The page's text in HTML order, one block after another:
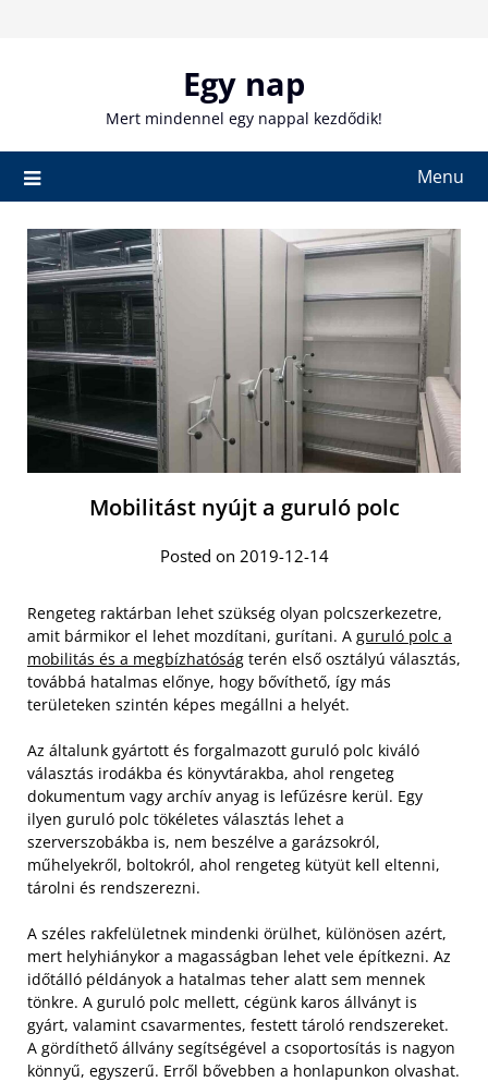
Egy nap
Mert mindennel egy nappal kezdődik!
Menu
Mobilitást nyújt a guruló polc
Posted on 2019-12-14
Rengeteg raktárban lehet szükség olyan polcszerkezetre,
amit bármikor el lehet mozdítani, gurítani. A guruló polc a
mobilitás és a megbízhatóság terén első osztályú választás,
továbbá hatalmas előnye, hogy bővíthető, így más
területeken szintén képes megállni a helyét.
Az általunk gyártott és forgalmazott guruló polc kiváló
választás irodákba és könyvtárakba, ahol rengeteg
dokumentum vagy archív anyag is lefűzésre kerül. Egy
ilyen guruló polc tökéletes választás lehet a
szerverszobákba is, nem beszélve a garázsokról,
műhelyekről, boltokról, ahol rengeteg kütyüt kell eltenni,
tárolni és rendszerezni.
A széles rakfelületnek mindenki örülhet, különösen azért,
mert helyhiánykor a magasságban lehet vele építkezni. Az
időtálló példányok a hatalmas teher alatt sem mennek
tönkre. A guruló polc mellett, cégünk karos állványt is
gyárt, valamint csavarmentes, festett tároló rendszereket.
A gördíthető állvány segítségével a csoportosítás is nagyon
könnyű, egyszerű. Erről bővebben a honlapunkon olvashat.